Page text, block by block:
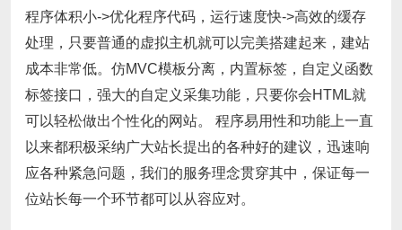
程序体积小->优化程序代码，运行速度快->高效的缓存
处理，只要普通的虚拟主机就可以完美搭建起来，建站
成本非常低。仿MVC模板分离，内置标签，自定义函数
标签接口，强大的自定义采集功能，只要你会HTML就
可以轻松做出个性化的网站。 程序易用性和功能上一直
以来都积极采纳广大站长提出的各种好的建议，迅速响
应各种紧急问题，我们的服务理念贯穿其中，保证每一
位站长每一个环节都可以从容应对。